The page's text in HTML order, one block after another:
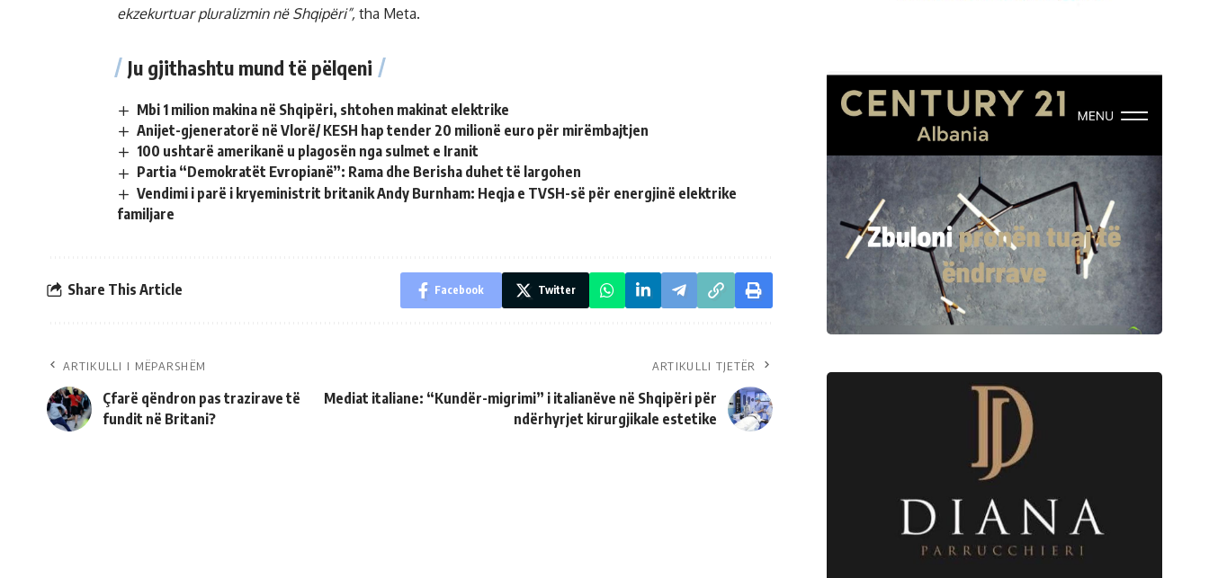
ekzekurtuar pluralizmin në Shqipëri”, tha Meta.
Ju gjithashtu mund të pëlqeni
Mbi 1 milion makina në Shqipëri, shtohen makinat elektrike
Anijet-gjeneratorë në Vlorë/ KESH hap tender 20 milionë euro për mirëmbajtjen
100 ushtarë amerikanë u plagosën nga sulmet e Iranit
Partia “Demokratët Evropianë”: Rama dhe Berisha duhet të largohen
Vendimi i parë i kryeministrit britanik Andy Burnham: Heqja e TVSH-së për energjinë elektrike
familjare
Share This Article Facebook Twitter
ARTIKULLI I MËPARSHËM
Çfarë qëndron pas trazirave të
fundit në Britani?
ARTIKULLI TJETËR
Mediat italiane: “Kundër-migrimi” i italianëve në Shqipëri për
ndërhyrjet kirurgjikale estetike